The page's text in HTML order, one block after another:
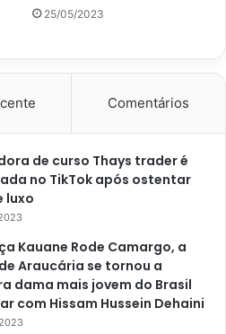
16 de janeiro de 2020, se
resolver. Para usá-los,
e passar o papel toalha para
limpeza sem nenhum sinal de
25/05/2023
Comentários
de curso Thays trader é
no TikTok após ostentar
luxo
Kauane Rode Camargo, a
Araucária se tornou a
dama mais jovem do Brasil
com Hissam Hussein Dehaini